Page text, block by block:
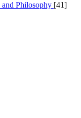
Philosophy [41]